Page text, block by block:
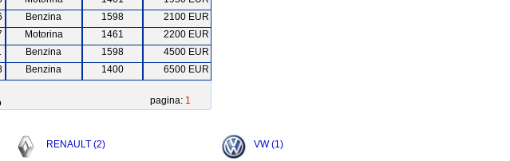
Benzina 1598
2100 EUR
Motorina 1461
2200 EUR
Benzina 1598
4500 EUR
Benzina 1400 6500 EUR
pagina: 1
RENAULT (2) VW (1)